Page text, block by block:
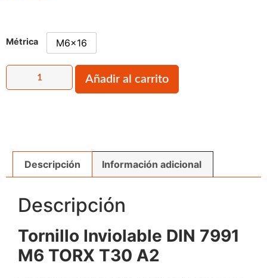
Métrica M6x16
Añadir al carrito
Descripción Información adicional
Descripción
Tornillo Inviolable DIN 7991
M6 TORX T30 A2